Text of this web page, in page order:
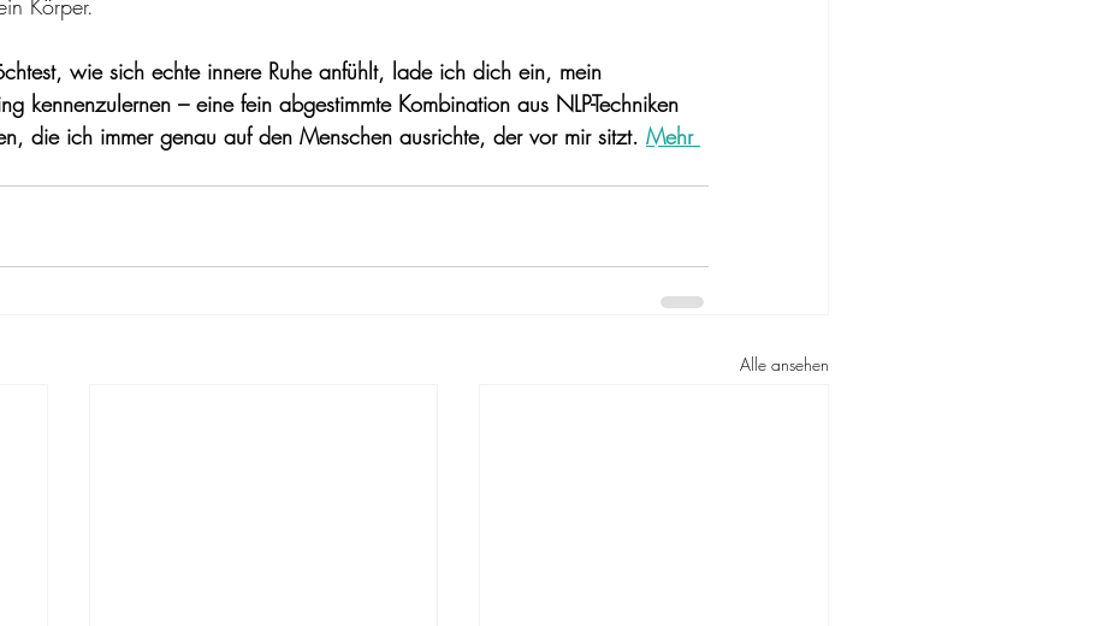
Körper.
wie sich echte innere Ruhe anfühlt, lade ich dich ein, mein
kennenzulernen – eine fein abgestimmte Kombination aus NLP-Techniken
die ich immer genau auf den Menschen ausrichte, der vor mir sitzt. Mehr
Alle ansehen